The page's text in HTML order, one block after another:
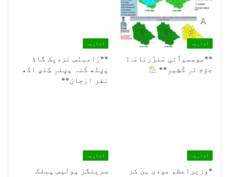
اداریہ
**موسمیٲتی مَنزَرنامَہ:
جۆم تہٕ کٔشِیر**
اداریہ
**رَامبنَس نزدیٖک گاڈِ
پؠٹھ کَنہ پؠنہٕ کِنؠ اکھ
نفر ازجان**
اداریہ
*وزیراعظم مودی ہن کر
اداریہ
سرینگر پولیس پبلک